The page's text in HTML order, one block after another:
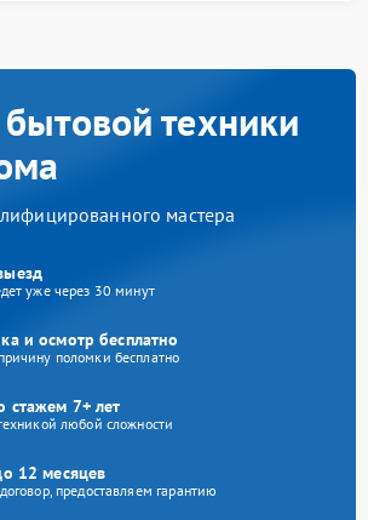
техники
мастера
уже через 30 минут
и осмотр бесплатно
поломки бесплатно
стажем 7+ лет
любой сложности
12 месяцев
предоставляем гарантию